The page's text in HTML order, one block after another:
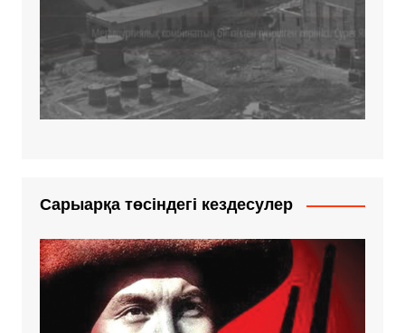
Сарыарқа төсіндегі кездесулер